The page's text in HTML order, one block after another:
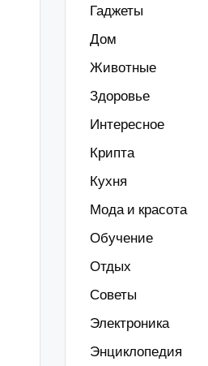
Гаджеты
Дом
Животные
Здоровье
Интересное
Крипта
Кухня
Мода и красота
Обучение
Отдых
Советы
Электроника
Энциклопедия